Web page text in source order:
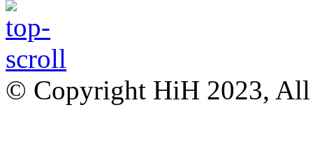
© Copyright HiH 2023, All